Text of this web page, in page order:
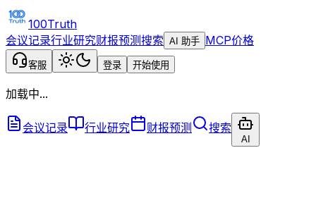
100Truth
会议记录行业研究财报预测搜索 AI 助手 MCP价格
客服 登录 开始使用
加载中...
会议记录 行业研究 财报预测 搜索
AI